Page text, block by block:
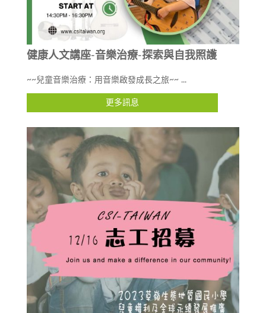
健康人文講座-音樂治療-探索與自我照護
~~兒童音樂治療：用音樂啟發成長之旅~~ ...
更多訊息